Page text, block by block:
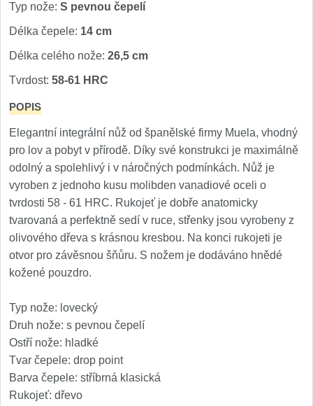
Sekáčky a speciální nože
15
Japonské nože
2
Zavírací nože
Kapesní 6
Taktické
Turistické 7
Speciální
Nože s pevnou čepelí
Taktické
Outdoorové
Typ nože: S pevnou čepelí
Délka čepele: 14 cm
Délka celého nože: 26,5 cm
Tvrdost: 58-61 HRC
POPIS
Elegantní integrální nůž od španělské firmy Muela, vhodný
pro lov a pobyt v přírodě. Díky své konstrukci je maximálně
odolný a spolehlivý i v náročných podmínkách. Nůž je
vyroben z jednoho kusu molibden vanadiové oceli o
tvrdosti 58 - 61 HRC. Rukojeť je dobře anatomicky
tvarovaná a perfektně sedí v ruce, střenky jsou vyrobeny z
olivového dřeva s krásnou kresbou. Na konci rukojeti je
otvor pro závěsnou šňůru. S nožem je dodáváno hnědé
kožené pouzdro.
Typ nože: lovecký
Druh nože: s pevnou čepelí
Ostří nože: hladké
Tvar čepele: drop point
Barva čepele: stříbrná klasická
Rukojeť: dřevo